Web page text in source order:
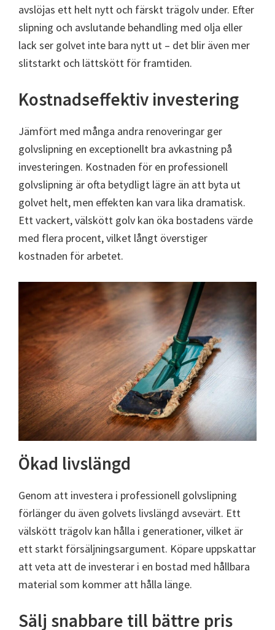
avslöjas ett helt nytt och färskt trägolv under. Efter
slipning och avslutande behandling med olja eller
lack ser golvet inte bara nytt ut – det blir även mer
slitstarkt och lättskött för framtiden.
Kostnadseffektiv investering
Jämfört med många andra renoveringar ger
golvslipning en exceptionellt bra avkastning på
investeringen. Kostnaden för en professionell
golvslipning är ofta betydligt lägre än att byta ut
golvet helt, men effekten kan vara lika dramatisk.
Ett vackert, välskött golv kan öka bostadens värde
med flera procent, vilket långt överstiger
kostnaden för arbetet.
Ökad livslängd
Genom att investera i professionell golvslipning
förlänger du även golvets livslängd avsevärt. Ett
välskött trägolv kan hålla i generationer, vilket är
ett starkt försäljningsargument. Köpare uppskattar
att veta att de investerar i en bostad med hållbara
material som kommer att hålla länge.
Sälj snabbare till bättre pris